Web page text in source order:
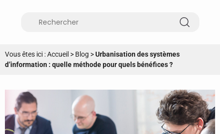
Vous êtes ici :Accueil > Blog >Urbanisation des systèmes
d’information : quelle méthode pour quels bénéfices ?